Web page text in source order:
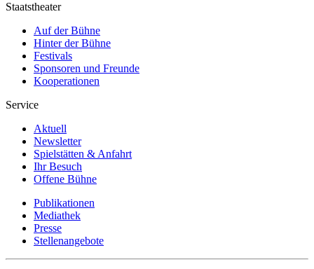
Staatstheater
Auf der Bühne
Hinter der Bühne
Festivals
Sponsoren und Freunde
Kooperationen
Service
Aktuell
Newsletter
Spielstätten & Anfahrt
Ihr Besuch
Offene Bühne
Publikationen
Mediathek
Presse
Stellenangebote